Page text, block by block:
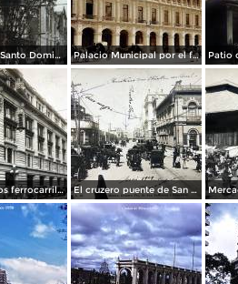
La Iglesia de Santo Domingo. Palacio Municipal por el fotografo Hugo Brehme..
Edicicio de los ferrocarriles. El cruzero puente de San Francisco y Guardiola por el fotografo Felix Miret.